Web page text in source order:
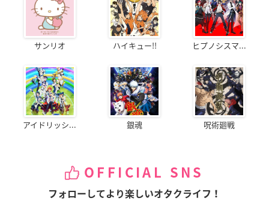
サンリオ ハイキュー!! ヒプノシスマ...
アイドリッシ... 銀魂 呪術廻戦
OFFICIAL SNS
フォローしてより楽しいオタクライフ！